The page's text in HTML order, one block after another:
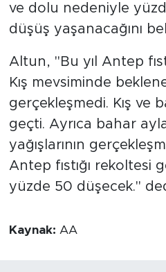
ve dolu nedeniyle
düşüş yaşanacağını
Altun, "Bu yıl Antep
Kış mevsiminde
gerçekleşmedi. Kış ve
geçti. Ayrıca bahar
yağışlarının
Antep fıstığı rekoltesi
yüzde 50 düşecek."
Kaynak: AA